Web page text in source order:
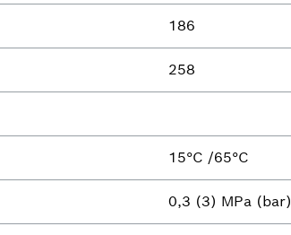
186
258
15°C /65°C
0,3 (3) MPa (bar)